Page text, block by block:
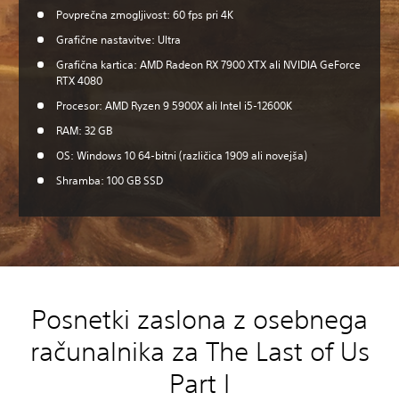
Povprečna zmogljivost: 60 fps pri 4K
Grafične nastavitve: Ultra
Grafična kartica: AMD Radeon RX 7900 XTX ali NVIDIA GeForce
RTX 4080
Procesor: AMD Ryzen 9 5900X ali Intel i5-12600K
RAM: 32 GB
OS: Windows 10 64-bitni (različica 1909 ali novejša)
Shramba: 100 GB SSD
Posnetki zaslona z osebnega
računalnika za The Last of Us
Part I